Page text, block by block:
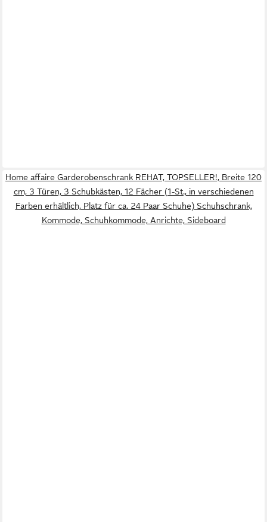
Home affaire Garderobenschrank REHAT, TOPSELLER!, Breite 120
cm, 3 Türen, 3 Schubkästen, 12 Fächer (1-St., in verschiedenen
Farben erhältlich, Platz für ca. 24 Paar Schuhe) Schuhschrank,
Kommode, Schuhkommode, Anrichte, Sideboard